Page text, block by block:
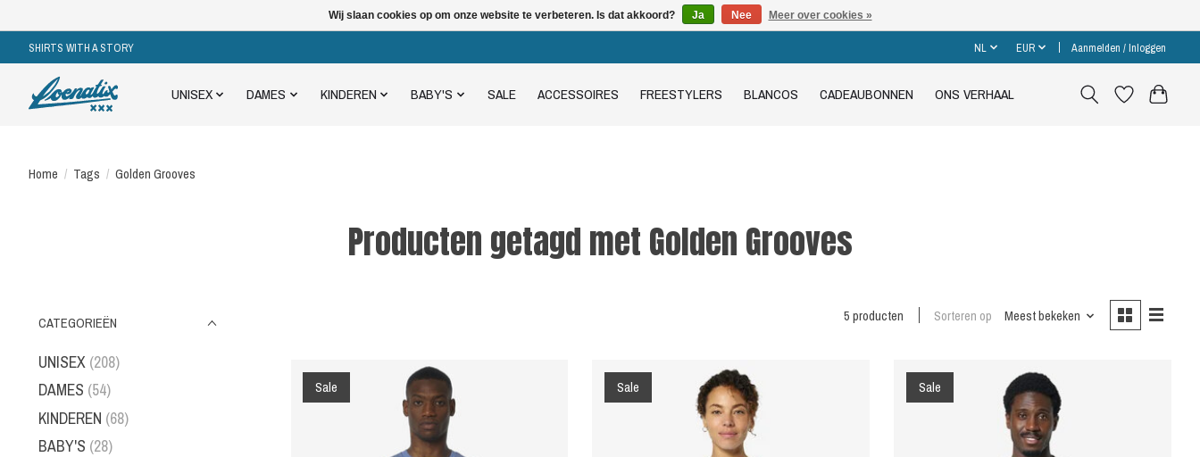
SHIRTS WITH A STORY NL EUR Aanmelden / Inloggen
UNISEX DAMES KINDEREN BABY'S SALE ACCESSOIRES FREESTYLERS BLANCOS CADEAUBONNEN ONS VERHAAL
Home / Tags / Golden Grooves
Producten getagd met Golden Grooves
CATEGORIEËN
UNISEX (208)
DAMES (54)
KINDEREN (68)
BABY'S (28)
5 producten Sorteren op Meest bekeken
Sale Sale Sale
Wij slaan cookies op om onze website te verbeteren. Is dat akkoord? Ja Nee Meer over cookies »